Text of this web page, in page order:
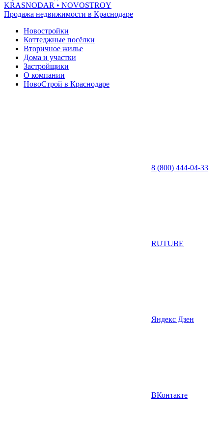
KRASNODAR • NOVOSTROY
Продажа недвижимости в Краснодаре
Новостройки
Коттеджные посёлки
Вторичное жилье
Дома и участки
Застройщики
О компании
НовоСтрой в Краснодаре
8 (800) 444-04-33
RUTUBE
Яндекс Дзен
ВКонтакте